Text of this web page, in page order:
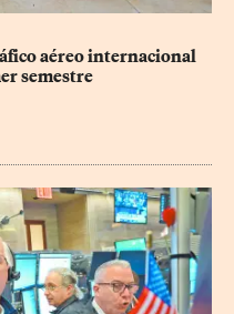
aéreo internacional
semestre